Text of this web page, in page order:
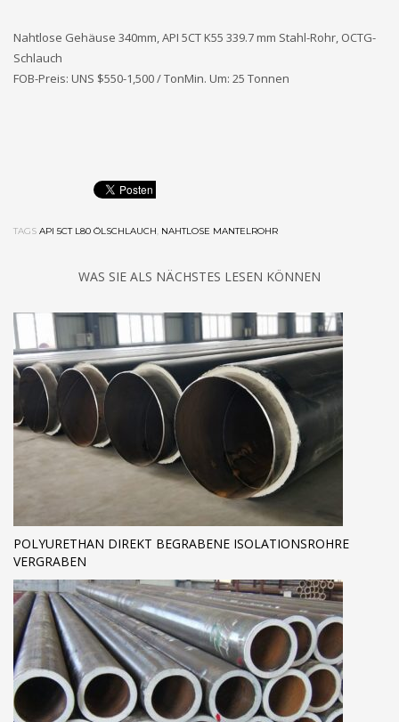
Nahtlose Gehäuse 340mm, API 5CT K55 339.7 mm Stahl-Rohr, OCTG-
Schlauch
FOB-Preis: UNS $550-1,500 / TonMin. Um: 25 Tonnen
TAGS API 5CT L80 ÖLSCHLAUCH, NAHTLOSE MANTELROHR
WAS SIE ALS NÄCHSTES LESEN KÖNNEN
POLYURETHAN DIREKT BEGRABENE ISOLATIONSROHRE
VERGRABEN